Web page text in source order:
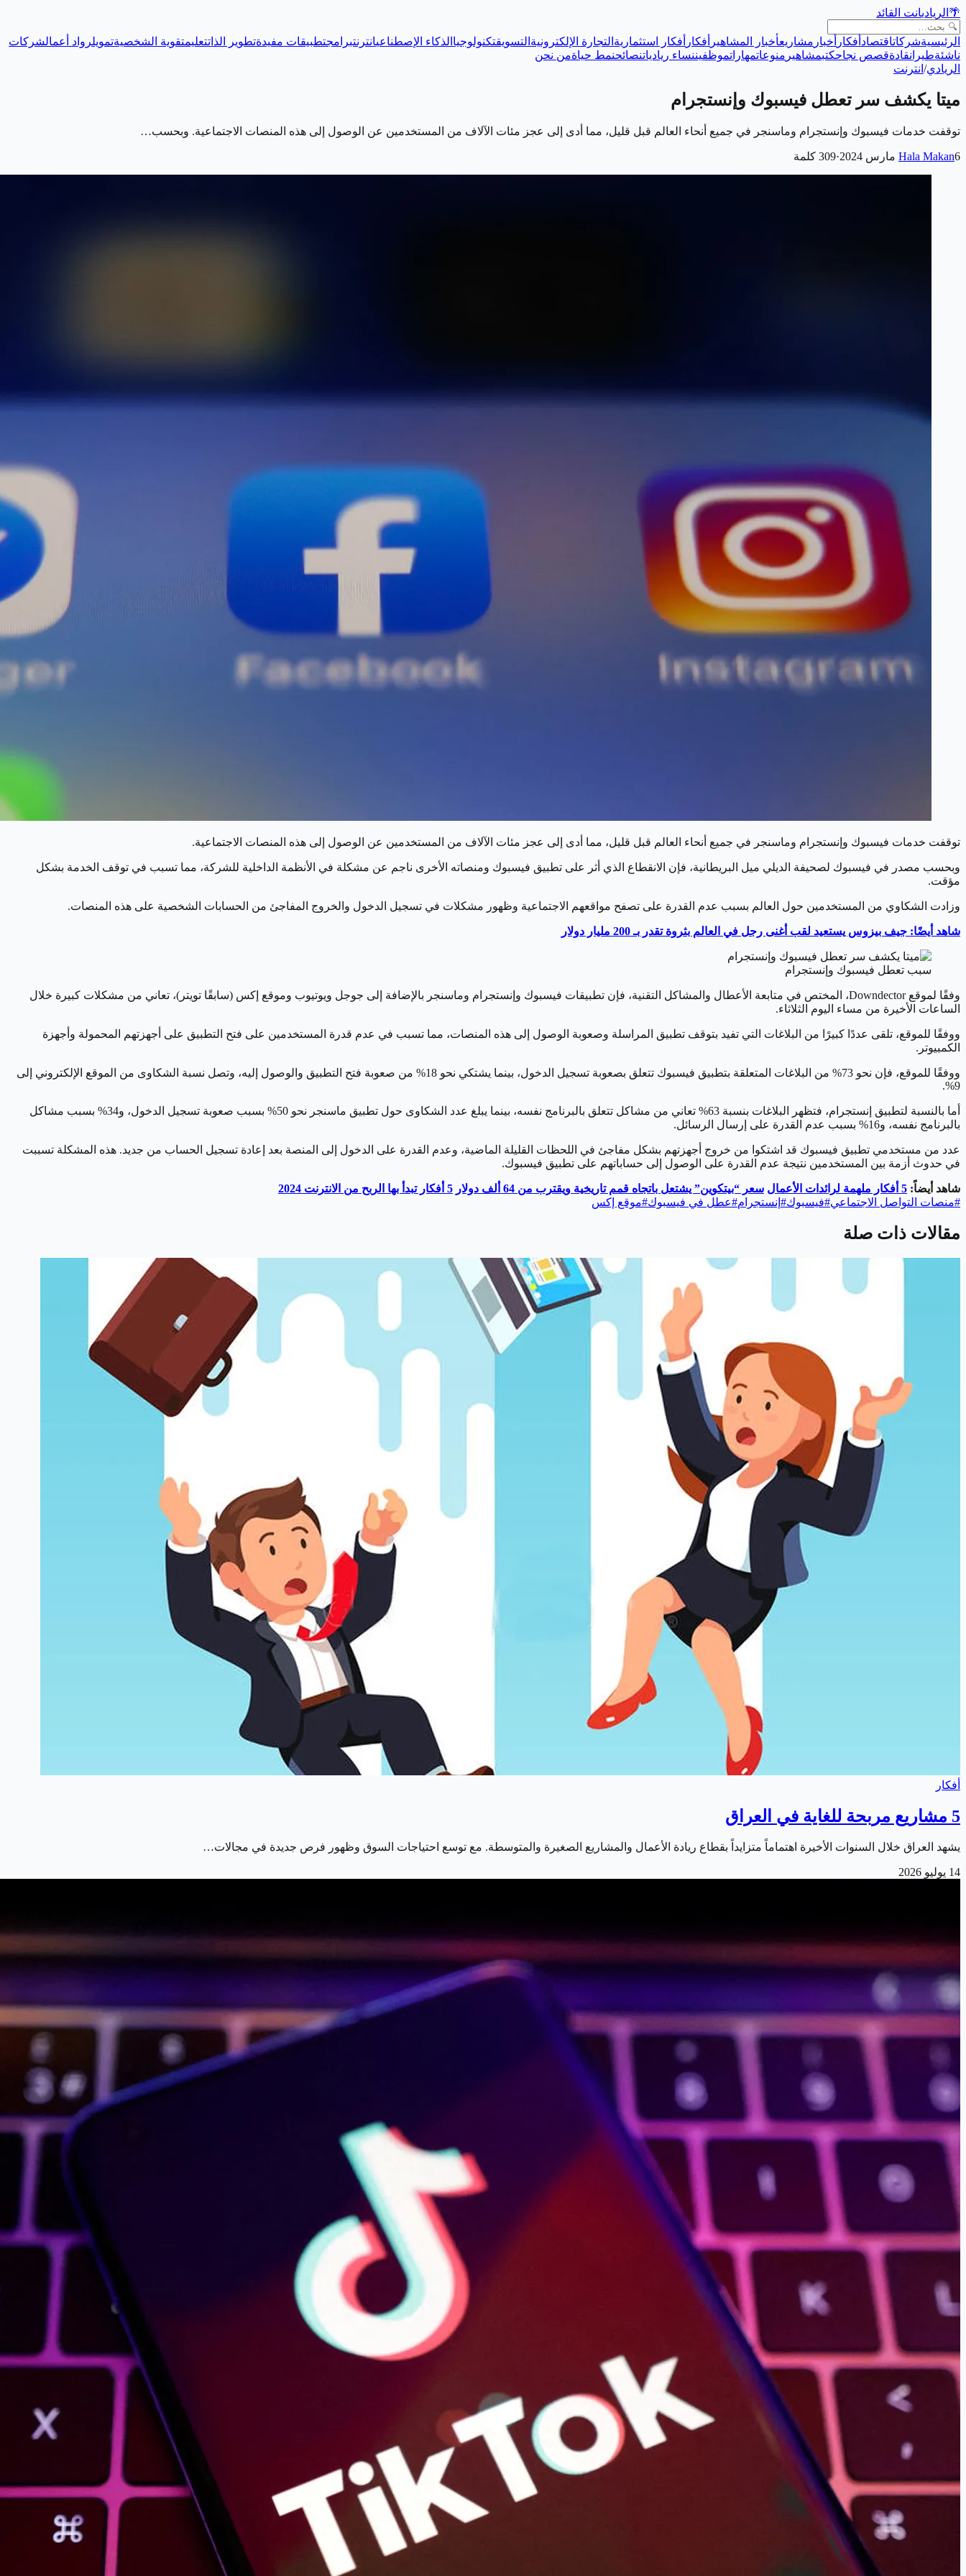
🌴 الرياديانت القائد
الرئيسيةشركاتاقتصاد أفكار أخبار مشاريعأخبار المشاهير أفكار أفكار استثمارية التجارة الإلكترونية التسويقتكنولوجيا الذكاء الإصطناعيانترنتبرامجتطبيقات مفيدةتطوير الذاتتعليمتقوية الشخصيةتمويلرواد أعمالشركات
ناشئةطيرانقادةقصص نجاحكتبمشاهير منوعاتمهاراتموظفيننساء ريادياتنصائحنمط حياةمن نحن
الريادي/ انترنت
ميتا يكشف سر تعطل فيسبوك وإنستجرام
توقفت خدمات فيسبوك وإنستجرام وماسنجر في جميع أنحاء العالم قبل قليل، مما أدى إلى عجز مئات الآلاف من المستخدمين عن الوصول إلى هذه المنصات الاجتماعية. وبحسب…
Hala Makan6 مارس 2024 ·
309 كلمة
توقفت خدمات فيسبوك وإنستجرام وماسنجر في جميع أنحاء العالم قبل قليل، مما أدى إلى عجز مئات الآلاف من المستخدمين عن الوصول إلى هذه المنصات الاجتماعية.
وبحسب مصدر في فيسبوك لصحيفة الديلي ميل البريطانية، فإن الانقطاع الذي أثر على تطبيق فيسبوك ومنصاته الأخرى ناجم عن مشكلة في الأنظمة الداخلية للشركة، مما تسبب في توقف الخدمة بشكل
مؤقت.
وزادت الشكاوي من المستخدمين حول العالم بسبب عدم القدرة على تصفح مواقعهم الاجتماعية وظهور مشكلات في تسجيل الدخول والخروج المفاجئ من الحسابات الشخصية على هذه المنصات.
شاهد أيضًا: جيف بيزوس يستعيد لقب أغنى رجل في العالم بثروة تقدر بـ 200 مليار دولار
سبب تعطل فيسبوك وإنستجرام
وفقًا لموقع Downdector، المختص في متابعة الأعطال والمشاكل التقنية، فإن تطبيقات فيسبوك وإنستجرام وماسنجر بالإضافة إلى جوجل ويوتيوب وموقع إكس (سابقًا تويتر)، تعاني من مشكلات كبيرة خلال
الساعات الأخيرة من مساء اليوم الثلاثاء.
ووفقًا للموقع، تلقى عددًا كبيرًا من البلاغات التي تفيد بتوقف تطبيق المراسلة وصعوبة الوصول إلى هذه المنصات، مما تسبب في عدم قدرة المستخدمين على فتح التطبيق على أجهزتهم المحمولة وأجهزة
الكمبيوتر.
ووفقًا للموقع، فإن نحو 73% من البلاغات المتعلقة بتطبيق فيسبوك تتعلق بصعوبة تسجيل الدخول، بينما يشتكي نحو 18% من صعوبة فتح التطبيق والوصول إليه، وتصل نسبة الشكاوى من الموقع الإلكتروني إلى
9%.
أما بالنسبة لتطبيق إنستجرام، فتظهر البلاغات بنسبة 63% تعاني من مشاكل تتعلق بالبرنامج نفسه، بينما يبلغ عدد الشكاوى حول تطبيق ماسنجر نحو 50% بسبب صعوبة تسجيل الدخول، و34% بسبب مشاكل
بالبرنامج نفسه، و16% بسبب عدم القدرة على إرسال الرسائل.
عدد من مستخدمي تطبيق فيسبوك قد اشتكوا من خروج أجهزتهم بشكل مفاجئ في اللحظات القليلة الماضية، وعدم القدرة على الدخول إلى المنصة بعد إعادة تسجيل الحساب من جديد. هذه المشكلة تسببت
في حدوث أزمة بين المستخدمين نتيجة عدم القدرة على الوصول إلى حساباتهم على تطبيق فيسبوك.
شاهد أيضاً: 5 أفكار ملهمة لرائدات الأعمال سعر “بيتكوين” يشتعل باتجاه قمم تاريخية ويقترب من 64 ألف دولار
5 أفكار تبدأ بها الربح من الانترنت 2024
#منصات التواصل الاجتماعي#فيسبوك# إنستجرام#عطل في فيسبوك#موقع إكس
مقالات ذات صلة
أفكار
5 مشاريع مربحة للغاية في العراق
يشهد العراق خلال السنوات الأخيرة اهتماماً متزايداً بقطاع ريادة الأعمال والمشاريع الصغيرة والمتوسطة. مع توسع احتياجات السوق وظهور فرص جديدة في مجالات…
14 يوليو 2026